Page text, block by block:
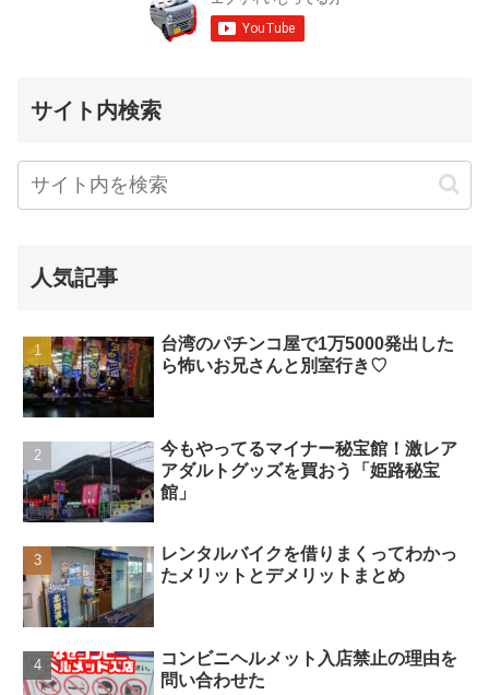
サイト内検索
人気記事
台湾のパチンコ屋で1万5000発出した
ら怖いお兄さんと別室行き♡
今もやってるマイナー秘宝館！激レア
アダルトグッズを買おう「姫路秘宝
館」
レンタルバイクを借りまくってわかっ
たメリットとデメリットまとめ
コンビニヘルメット入店禁止の理由を
問い合わせた